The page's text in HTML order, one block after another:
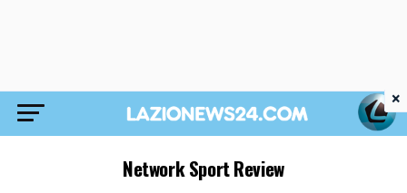
Network Sport Review
×